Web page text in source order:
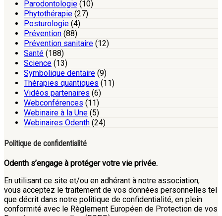
Parodontologie (10)
Phytothérapie (27)
Posturologie (4)
Prévention (88)
Prévention sanitaire (12)
Santé (188)
Science (13)
Symbolique dentaire (9)
Thérapies quantiques (11)
Vidéos partenaires (6)
Webconférences (11)
Webinaire à la Une (5)
Webinaires Odenth (24)
Politique de confidentialité
Odenth s’engage à protéger votre vie privée.
En utilisant ce site et/ou en adhérant à notre association,
vous acceptez le traitement de vos données personnelles tel
que décrit dans notre politique de confidentialité, en plein
conformité avec le Règlement Européen de Protection de vos